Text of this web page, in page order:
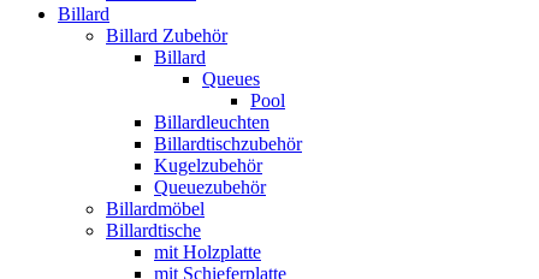
Billard
Billard Zubehör
Billard
Queues
Pool
Billardleuchten
Billardtischzubehör
Kugelzubehör
Queuezubehör
Billardmöbel
Billardtische
mit Holzplatte
mit Schieferplatte